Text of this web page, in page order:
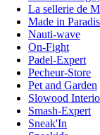
La sellerie de
Made in Paradis
Nauti-wave
On-Fight
Padel-Expert
Pecheur-Store
Pet and Garden
Slowood
Smash-Expert
Sneak'In